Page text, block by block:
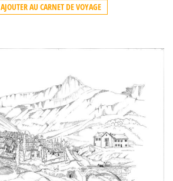
AJOUTER AU CARNET DE VOYAGE